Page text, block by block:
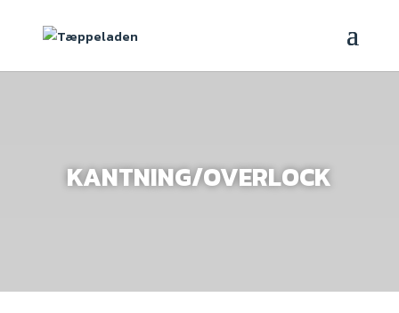
KANTNING/OVERLOCK